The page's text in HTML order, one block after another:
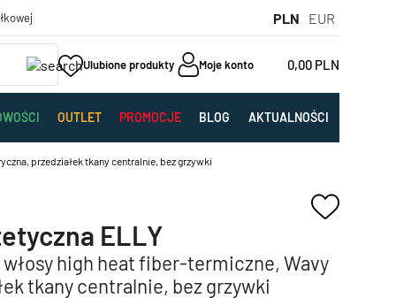
PLN EUR
Ulubione produkty Moje konto 0,00 PLN
OUTLET PROMOCJE BLOG AKTUALNOŚCI
przedziałek tkany centralnie, bez grzywki
ELLY
włosy high heat fiber-termiczne, Wavy
tkany centralnie, bez grzywki